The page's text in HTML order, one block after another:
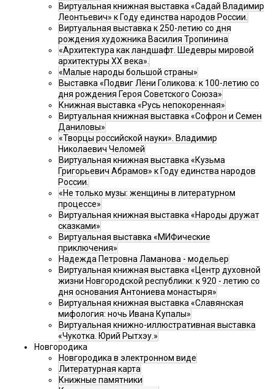
Виртуальная книжная выставка «Садай Владимир
Леонтьевич» к Году единства народов России.
Виртуальная выставка к 250-летию со дня
рождения художника Василия Тропинина
«Архитектура как ландшафт. Шедевры мировой
архитектуры XX века».
«Малые народы большой страны»
Выставка «Подвиг Лёни Голикова: к 100-летию со
дня рождения Героя Советского Союза»
Книжная выставка «Русь непокоренная»
Виртуальная книжная выставка «Софрон и Семен
Даниловы»
«Творцы российской науки». Владимир
Николаевич Челомей
Виртуальная книжная выставка «Кузьма
Григорьевич Абрамов» к Году единства народов
России.
«Не только музы: женщины в литературном
процессе»
Виртуальная книжная выставка «Народы дружат
сказками»
Виртуальная выставка «МИФические
приключения»
Надежда Петровна Ламанова - модельер
Виртуальная книжная выставка «Центр духовной
жизни Новгородской республики: к 920 - летию со
дня основания Антониева монастыря»
Виртуальная книжная выставка «Славянская
мифология: ночь Ивана Купалы»
Виртуальная книжно-иллюстративная выставка
«Чукотка. Юрий Рытхэу.»
Новгородика
Новгородика в электронном виде
Литературная карта
Книжные памятники